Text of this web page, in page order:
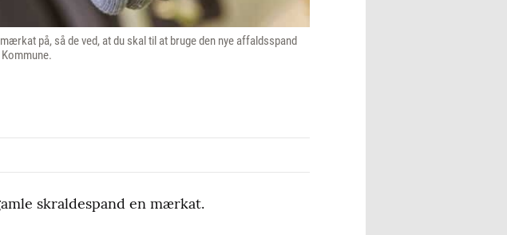
på, så de ved, at du skal til at bruge den nye affaldsspand
skraldespand en mærkat.